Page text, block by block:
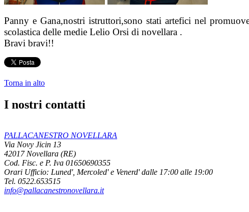
Panny e Gana,nostri istruttori,sono stati artefici nel
scolastica delle medie Lelio Orsi di novellara .
Bravi bravi!!
Torna in alto
I nostri contatti
PALLACANESTRO NOVELLARA
Via Novy Jicin 13
42017 Novellara (RE)
Cod. Fisc. e P. Iva 01650690355
Orari Ufficio: Luned', Mercoled' e Venerd' dalle 17:00 alle 19:00
Tel. 0522.653515
info@pallacanestronovellara.it